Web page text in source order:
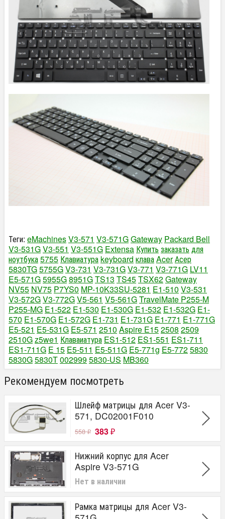
Теги: eMachinesV3-571 V3-571GGateway Packard Bell
V3-531GV3-551 V3-551G Extensa Купить заказать для
ноутбука5755 Клавиатура keyboard клаваAcerАсер
5830TG5755GV3-731 V3-731GV3-771 V3-771G LV11
E5-571G5955G8951GTS13 TS45TSX62Gateway
NV55 NV75 P7YS0 MP-10K33SU-5281 E1-510 V3-531
V3-572GV3-772GV5-561 V5-561GTravelMate P255-M
P255-MG E1-522 E1-530 E1-530G E1-532 E1-532G E1-
570 E1-570G E1-572G E1-731 E1-731G E1-771 E1-771G
E5-521 E5-531G E5-571 2510 Aspire E152508 2509
2510Gz5we1 Клаваиатура ES1-512 ES1-551 ES1-711
ES1-711G E 15 E5-511 E5-511G E5-771g E5-7725830
5830G5830T0029995830-US MB360
Рекомендуем посмотреть
Шлейф матрицы для Acer V3-
571, DC02001F010
558₽ 383 ₽
Нижний корпус для Acer
Aspire V3-571G
Нет в наличии
Рамка матрицы для Acer V3-